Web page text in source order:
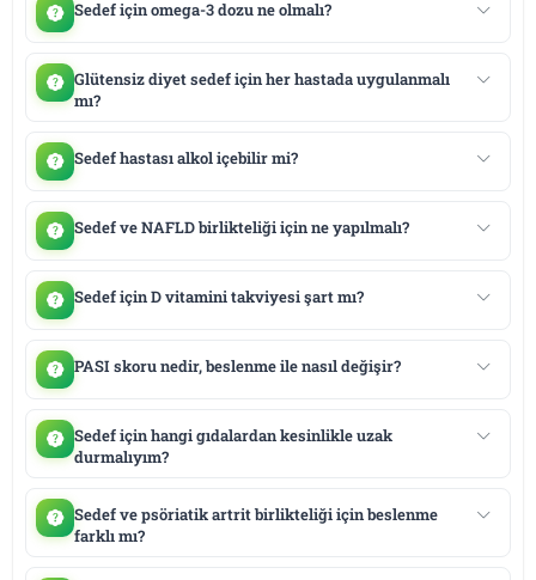
Sedef için omega-3 dozu ne olmalı?
Glütensiz diyet sedef için her hastada uygulanmalı
mı?
Sedef hastası alkol içebilir mi?
Sedef ve NAFLD birlikteliği için ne yapılmalı?
Sedef için D vitamini takviyesi şart mı?
PASI skoru nedir, beslenme ile nasıl değişir?
Sedef için hangi gıdalardan kesinlikle uzak
durmalıyım?
Sedef ve psöriatik artrit birlikteliği için beslenme
farklı mı?